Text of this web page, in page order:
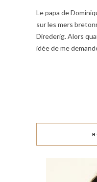
Le papa de
sur les mers
Direderig. Alors
idée de me